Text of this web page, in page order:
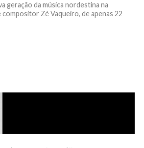
geração da música nordestina na
Zé Vaqueiro, de apenas 22